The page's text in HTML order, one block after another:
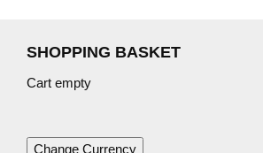
SHOPPING BASKET
Cart empty